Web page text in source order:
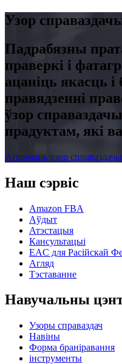
Узор
Падрабязны
праверкі і
ацаніць якасць
правядзенні
ўзор
прадуктам, які
Атрымаць узор справаздачы
Наш сэрвіс
Amazon FBA
Аўдыт
Атэстацыя
Кансультацыі
EAC для Расійскай
Агляд
Тэставанне
Навучальны
Узоры справаздач
Навіны
Форма браніравання
інструменты